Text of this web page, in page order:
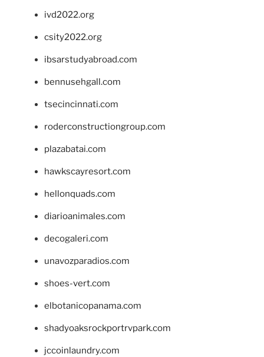
ivd2022.org
csity2022.org
ibsarstudyabroad.com
bennusehgall.com
tsecincinnati.com
roderconstructiongroup.com
plazabatai.com
hawkscayresort.com
hellonquads.com
diarioanimales.com
decogaleri.com
unavozparadios.com
shoes-vert.com
elbotanicopanama.com
shadyoaksrockportrvpark.com
jccoinlaundry.com